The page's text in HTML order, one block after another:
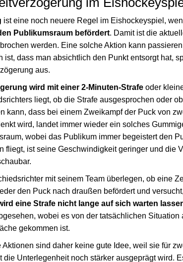
ist eine noch neuere Regel im Eishockeyspiel,
Publikumsraum befördert. Damit ist die
werden. Eine solche Aktion kann
ist, dass man absichtlich den Punkt entsorgt hat,
aus.
wird mit einer 2-Minuten-Strafe oder
liegt, ob die Strafe ausgesprochen oder
kann, dass bei einem Zweikampf der Puck von
wird, landet immer wieder ein solches
wobei das Publikum immer begeistert den
fliegt, ist seine Geschwindigkeit geringer und die
mit seinem Team überlegen, ob eine
den Puck nach draußen befördert und
eine Strafe nicht lange auf sich warten
wobei es von der tatsächlichen
gekommen ist.
sind daher keine gute Idee, weil sie für
die Unterlegenheit noch stärker ausgeprägt wird.